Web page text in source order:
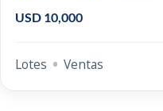
USD 10,000
Lotes Ventas